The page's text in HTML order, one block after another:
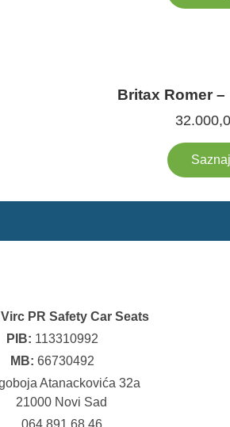
Britax Romer
PR Safety Car Seats
PIB: 113310992
MB: 66730492
Atanackovića 32a
21000 Novi Sad